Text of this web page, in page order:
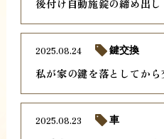
後付け自動施錠の締め出
私が家の鍵を落としてか
2025.08.24 鍵交換
2025.08.23 車